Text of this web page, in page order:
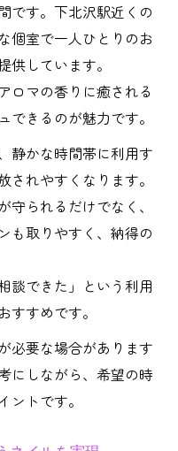
です。下北沢駅近くの
個室で一人ひとりのお
しています。
ロマの香りに癒される
できるのが魅力です。
静かな時間帯に利用す
されやすくなります。
られるだけでなく、
も取りやすく、納得の
談できた」という利用
すめです。
必要な場合があります
にしながら、希望の時
ントです。